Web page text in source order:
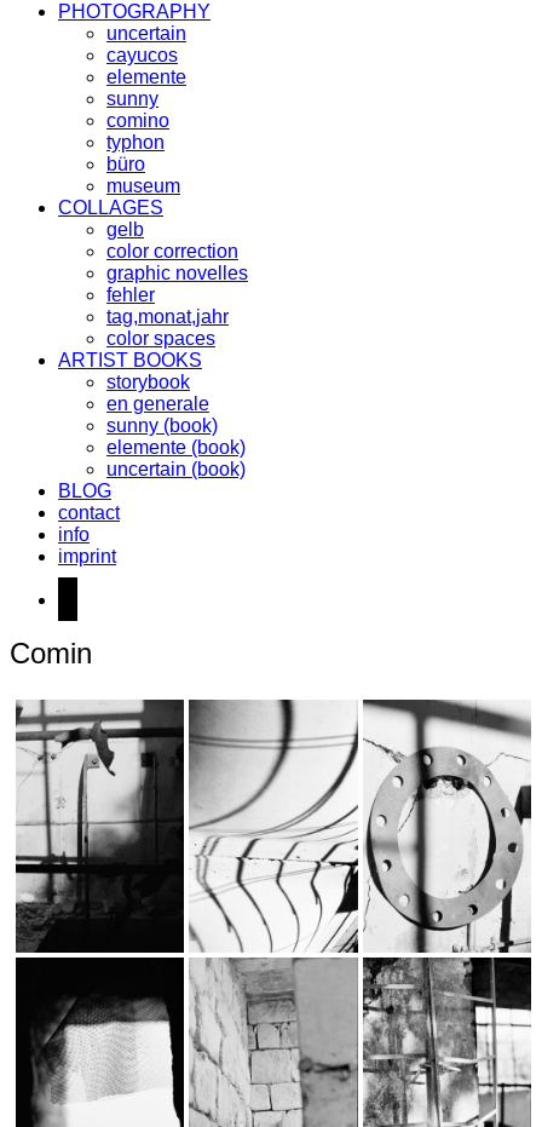
PHOTOGRAPHY
uncertain
cayucos
elemente
sunny
comino
typhon
büro
museum
COLLAGES
gelb
color correction
graphic novelles
fehler
tag,monat,jahr
color spaces
ARTIST BOOKS
storybook
en generale
sunny (book)
elemente (book)
uncertain (book)
BLOG
contact
info
imprint
Comin